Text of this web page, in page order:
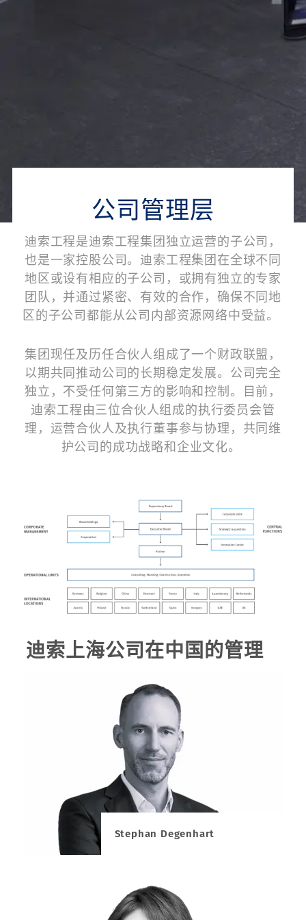
公司管理层
迪索工程是迪索工程集团独立运营的子公司，
也是一家控股公司。迪索工程集团在全球不同
地区或设有相应的子公司，或拥有独立的专家
团队，并通过紧密、有效的合作，确保不同地
区的子公司都能从公司内部资源网络中受益。
集团现任及历任合伙人组成了一个财政联盟，
以期共同推动公司的长期稳定发展。公司完全
独立，不受任何第三方的影响和控制。目前，
迪索工程由三位合伙人组成的执行委员会管
理，运营合伙人及执行董事参与协理，共同维
护公司的成功战略和企业文化。
迪索上海公司在中国的管理
Stephan Degenhart